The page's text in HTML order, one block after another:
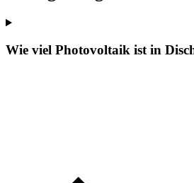
Wie viel Photovoltaik ist in